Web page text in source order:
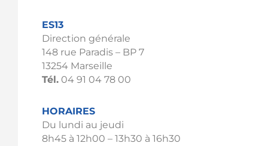
ES13
Direction générale
148 rue Paradis – BP 7
13254 Marseille
Tél. 04 91 04 78 00
HORAIRES
Du lundi au jeudi
8h45 à 12h00 – 13h30 à 16h30